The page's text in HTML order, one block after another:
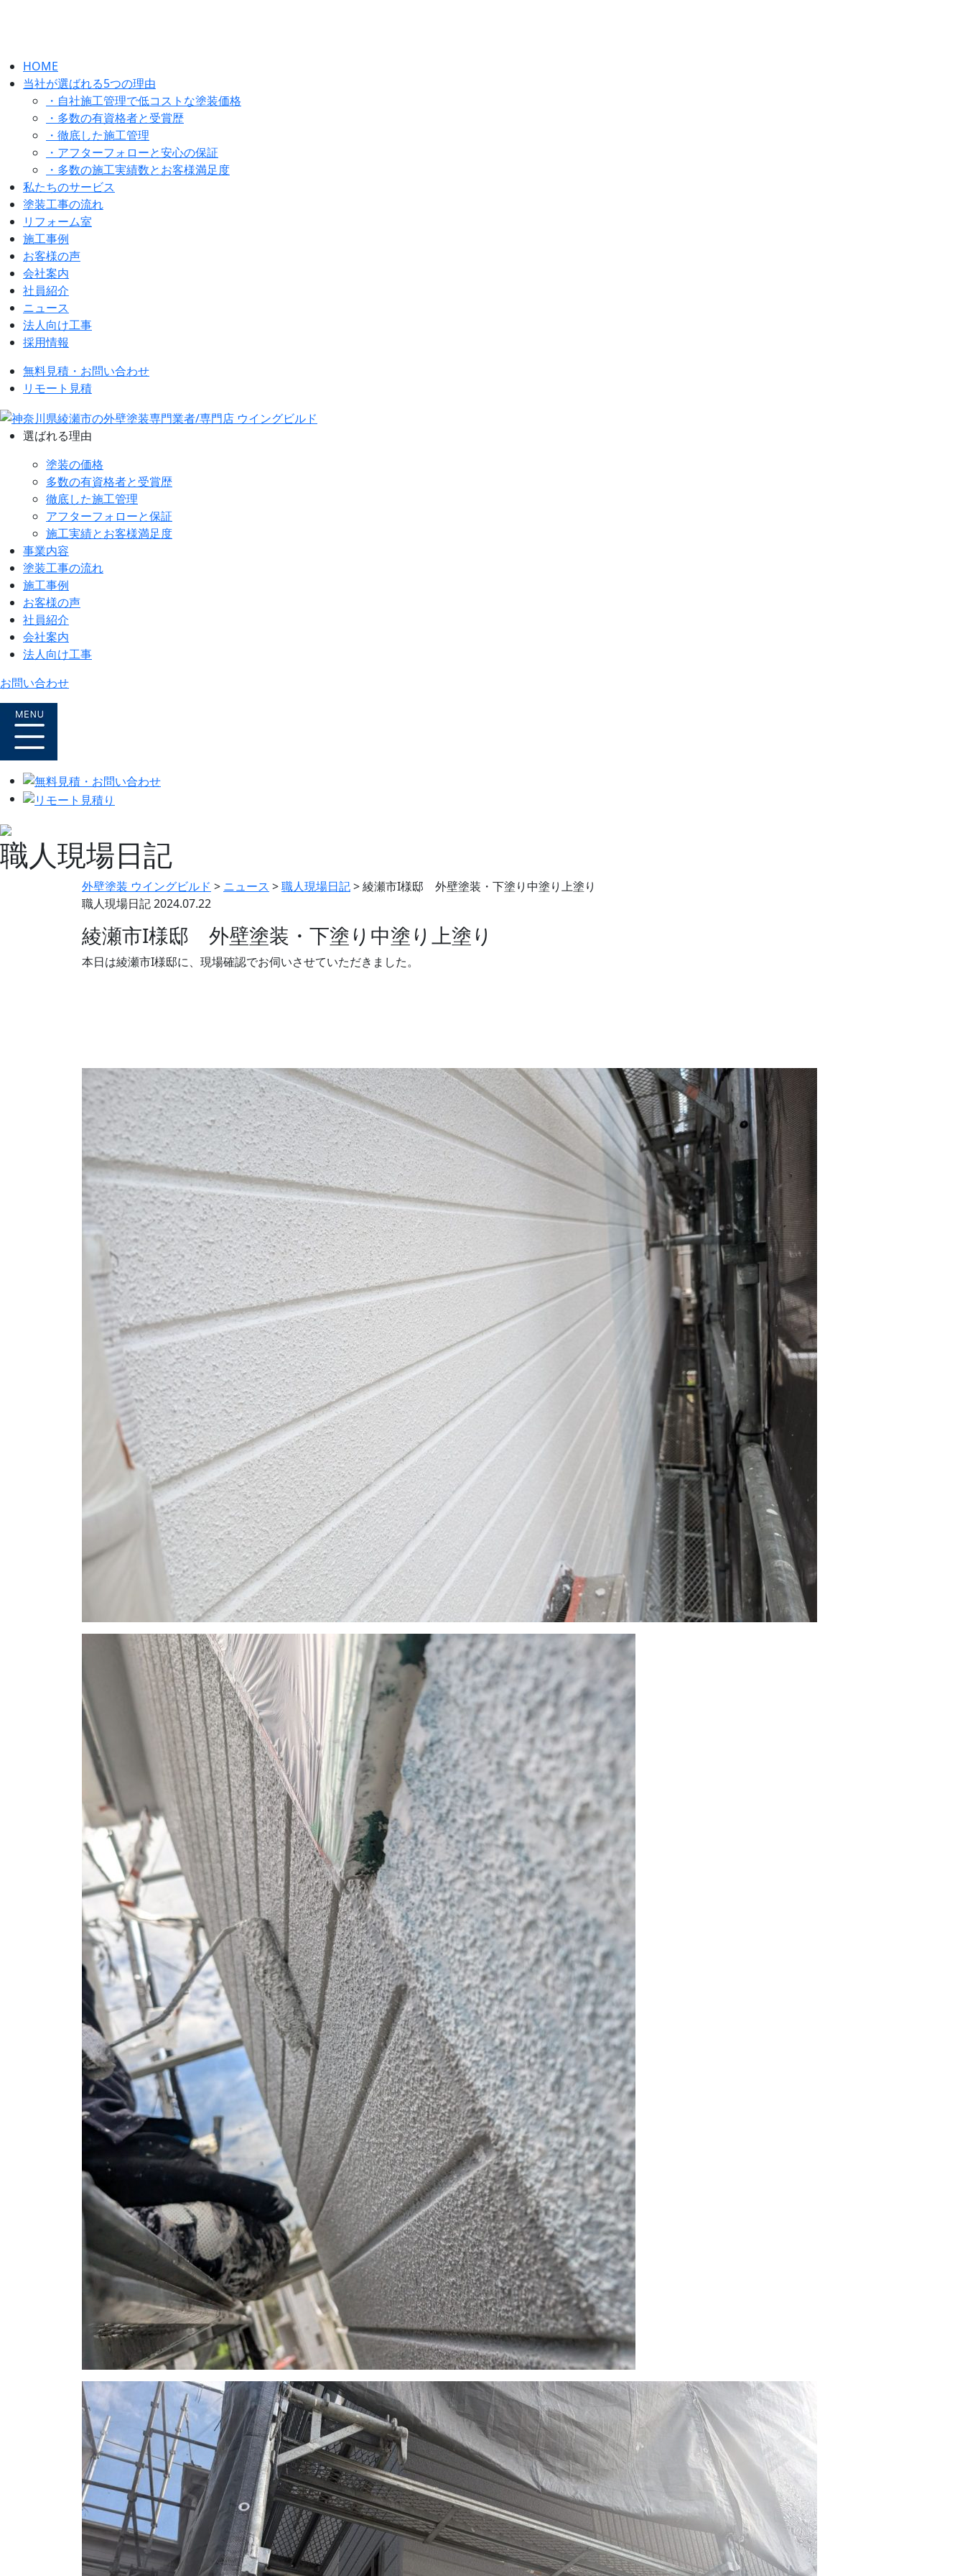
HOME
当社が選ばれる5つの理由
・自社施工管理で低コストな塗装価格
・多数の有資格者と受賞歴
・徹底した施工管理
・アフターフォローと安心の保証
・多数の施工実績数とお客様満足度
私たちのサービス
塗装工事の流れ
リフォーム室
施工事例
お客様の声
会社案内
社員紹介
ニュース
法人向け工事
採用情報
無料見積・お問い合わせ
リモート見積
選ばれる理由
塗装の価格
多数の有資格者と受賞歴
徹底した施工管理
アフターフォローと保証
施工実績とお客様満足度
事業内容
塗装工事の流れ
施工事例
お客様の声
社員紹介
会社案内
法人向け工事
お問い合わせ
職人現場日記
外壁塗装 ウイングビルド > ニュース >職人現場日記>綾瀬市I様邸 外壁塗装・下塗り中塗り上塗り
職人現場日記2024.07.22
綾瀬市I様邸 外壁塗装・下塗り中塗り上塗り
本日は綾瀬市I様邸に、現場確認でお伺いさせていただきました。